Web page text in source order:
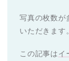
写真の枚数が
いただきます。
この記事はイ